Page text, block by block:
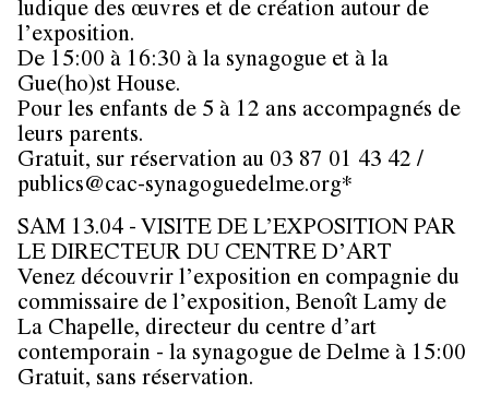
ludique des œuvres et de création autour de
l’exposition.
De 15:00 à 16:30 à la synagogue et à la
Gue(ho)st House.
Pour les enfants de 5 à 12 ans accompagnés de
leurs parents.
Gratuit, sur réservation au 03 87 01 43 42 /
publics@cac-synagoguedelme.org*
SAM 13.04 - VISITE DE L’EXPOSITION PAR
LE DIRECTEUR DU CENTRE D’ART
Venez découvrir l’exposition en compagnie du
commissaire de l’exposition, Benoît Lamy de
La Chapelle, directeur du centre d’art
contemporain - la synagogue de Delme à 15:00
Gratuit, sans réservation.